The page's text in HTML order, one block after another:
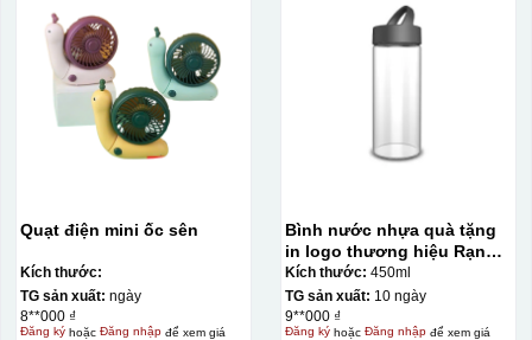
Quạt điện mini ốc sên
Kích thước:
TG sản xuất: ngày
8**000 ₫
Đăng kýhoặc Đăng nhậpđể xem giá
Bình nước nhựa quà tặng
in logo thương hiệu Rạng
Đông 450ml KQ-BNN01
Kích thước: 450ml
TG sản xuất: 10 ngày
9**000 ₫
Đăng kýhoặc Đăng nhậpđể xem giá